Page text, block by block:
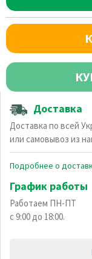
Доставка
Доставка по всей
или самовывоз из
Подробнее о
График работы
Работаем ПН-ПТ
с 9:00 до 18:00.